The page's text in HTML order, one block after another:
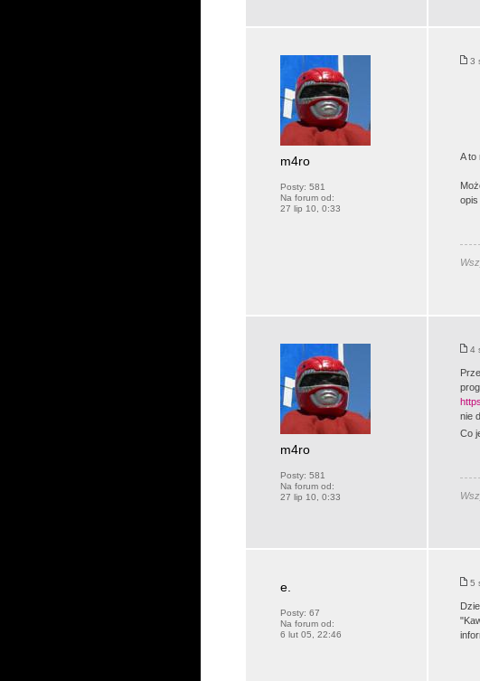
m4ro
Posty: 581
Na forum od:
27 lip 10, 0:33
3
A to
opis
m4ro
Posty: 581
Na forum od:
27 lip 10, 0:33
4
nie
Co
e.
Posty: 67
Na forum od:
6 lut 05, 22:46
5